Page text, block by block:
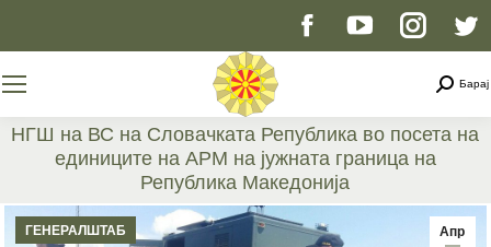
Facebook
opens
in
new
YouTube
opens
page
opens
new
Барај
НГШ на ВС на Словачката Република во посета на
единиците на АРМ на јужната граница на
Република Македонија
You are here:
Апр
ГЕНЕРАЛШТАБ